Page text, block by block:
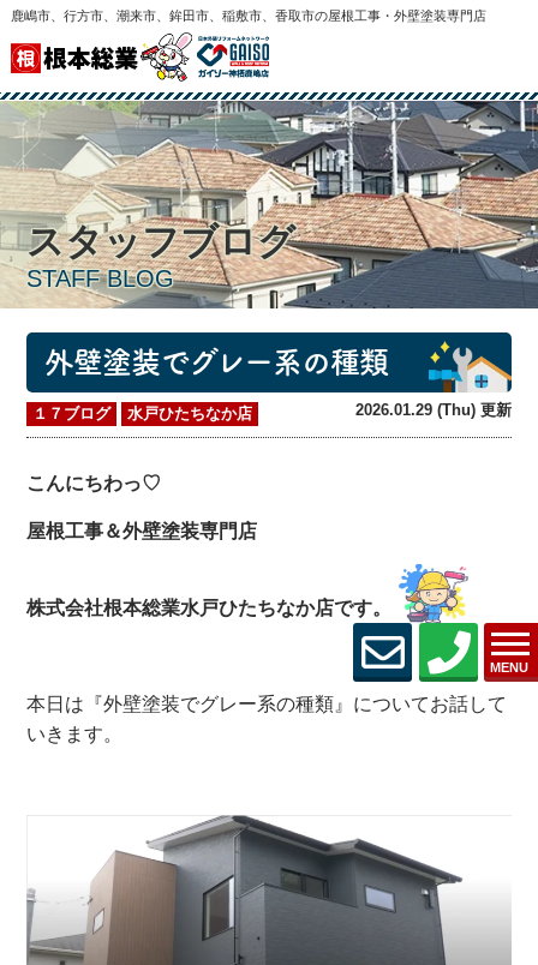
鹿嶋市、行方市、潮来市、鉾田市、稲敷市、香取市の屋根工事・外壁塗装専門店
MENU
スタッフブログ
STAFF BLOG
外壁塗装でグレー系の種類
１７ブログ 水戸ひたちなか店 2026.01.29 (Thu) 更新
こんにちわっ♡
屋根工事＆外壁塗装専門店
株式会社根本総業水戸ひたちなか店です。
本日は『外壁塗装でグレー系の種類』についてお話して
いきます。